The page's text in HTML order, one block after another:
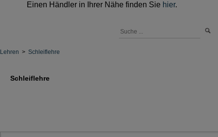
Einen Händler in Ihrer Nähe finden Sie hier.
Lehren > Schleiflehre
Schleiflehre